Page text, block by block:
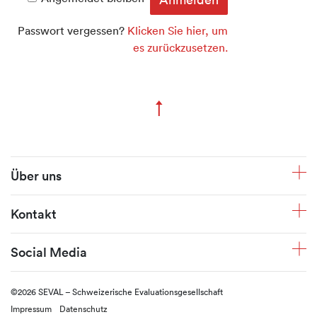
Passwort vergessen? Klicken Sie hier, um
es zurückzusetzen.
↑Zum Seitenanfang
Fusszeile
Über uns
Kontakt
Social Media
©2026 SEVAL – Schweizerische Evaluationsgesellschaft
Impressum
Datenschutz